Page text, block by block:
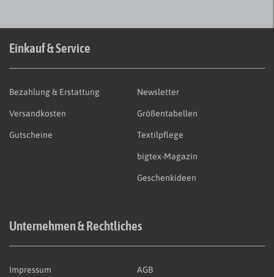
Einkauf & Service
Bezahlung & Erstattung
Versandkosten
Gutscheine
Newsletter
Größentabellen
Textilpflege
bigtex-Magazin
Geschenkideen
Unternehmen & Rechtliches
Impressum AGB